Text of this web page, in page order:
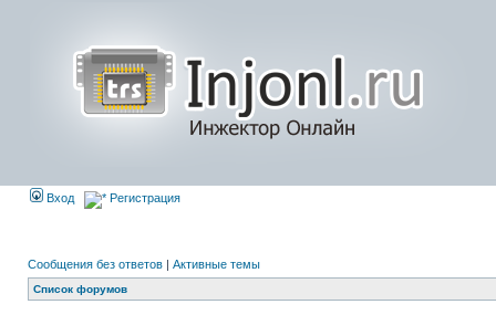
Вход Регистрация
Сообщения без ответов | Активные темы
Список форумов